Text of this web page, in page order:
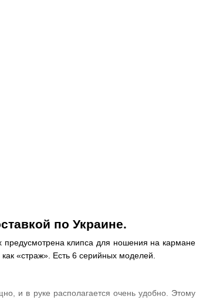
по Украине.
предусмотрена клипса для ношения на кармане
«страж». Есть 6 серийных моделей.
и в руке располагается очень удобно. Этому